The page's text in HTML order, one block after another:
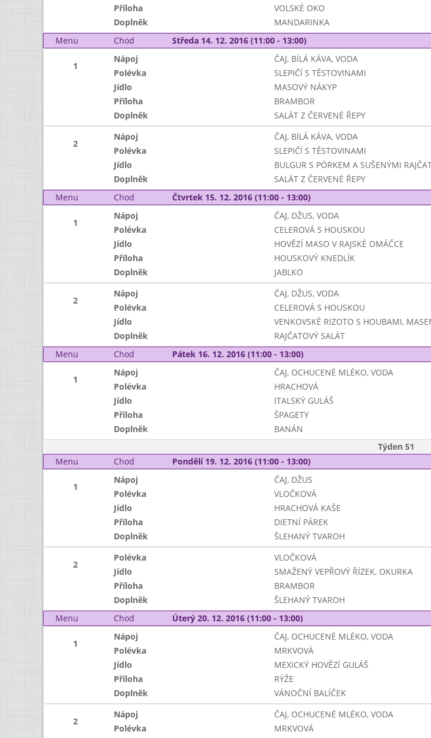
Příloha
VOLSKÉ OKO
Doplněk
MANDARINKA
Menu
Chod Středa 14. 12. 2016 (11:00 - 13:00)
1
Nápoj ČAJ, BÍLÁ KÁVA, VODA
Polévka
SLEPIČÍ S TĚSTOVINAMI
Jídlo
MASOVÝ NÁKYP
Příloha
BRAMBOR
Doplněk
SALÁT Z ČERVENÉ ŘEPY
2
Nápoj ČAJ, BÍLÁ KÁVA, VODA
Polévka
SLEPIČÍ S TĚSTOVINAMI
Jídlo
BULGUR S PÓRKEM A SUŠENÝMI
Doplněk
SALÁT Z ČERVENÉ ŘEPY
Menu
Chod Čtvrtek 15. 12. 2016 (11:00 - 13:00)
1
Nápoj
ČAJ, DŽUS, VODA
Polévka
CELEROVÁ S HOUSKOU
Jídlo
HOVĚZÍ MASO V RAJSKÉ OMÁČCE
Příloha
HOUSKOVÝ KNEDLÍK
Doplněk
JABLKO
2
Nápoj
ČAJ, DŽUS, VODA
Polévka
CELEROVÁ S HOUSKOU
Jídlo
VENKOVSKÉ RIZOTO S HOUBAMI,
Doplněk
RAJČATOVÝ SALÁT
Menu
Chod Pátek 16. 12. 2016 (11:00 - 13:00)
1
Nápoj ČAJ, OCHUCENÉ MLÉKO, VODA
Polévka
HRACHOVÁ
Jídlo
ITALSKÝ GULÁŠ
Příloha
ŠPAGETY
Doplněk
BANÁN
Týden 51
Menu
Chod Pondělí 19. 12. 2016 (11:00 - 13:00)
1
Nápoj
ČAJ, DŽUS
Polévka
VLOČKOVÁ
Jídlo
HRACHOVÁ KAŠE
Příloha
DIETNÍ PÁREK
Doplněk
ŠLEHANÝ TVAROH
2
Polévka VLOČKOVÁ
Jídlo
SMAŽENÝ VEPŘOVÝ ŘÍZEK, OKURKA
Příloha
BRAMBOR
Doplněk
ŠLEHANÝ TVAROH
Menu
Chod Úterý 20. 12. 2016 (11:00 - 13:00)
1
Nápoj ČAJ, OCHUCENÉ MLÉKO, VODA
Polévka
MRKVOVÁ
Jídlo
MEXICKÝ HOVĚZÍ GULÁŠ
Příloha
RÝŽE
Doplněk
VÁNOČNÍ BALÍČEK
2
Nápoj ČAJ, OCHUCENÉ MLÉKO, VODA
Polévka
MRKVOVÁ